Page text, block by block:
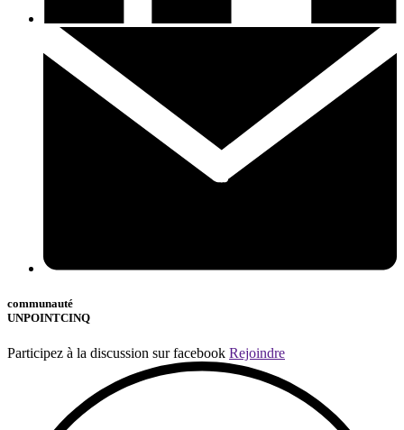
communauté
UNPOINTCINQ
Participez à la discussion sur facebook Rejoindre